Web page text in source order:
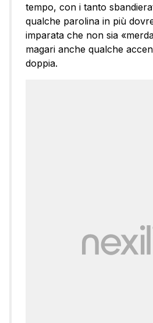
tempo, con i tanto
qualche parolina in più
imparata che non sia
magari anche qualche
doppia.